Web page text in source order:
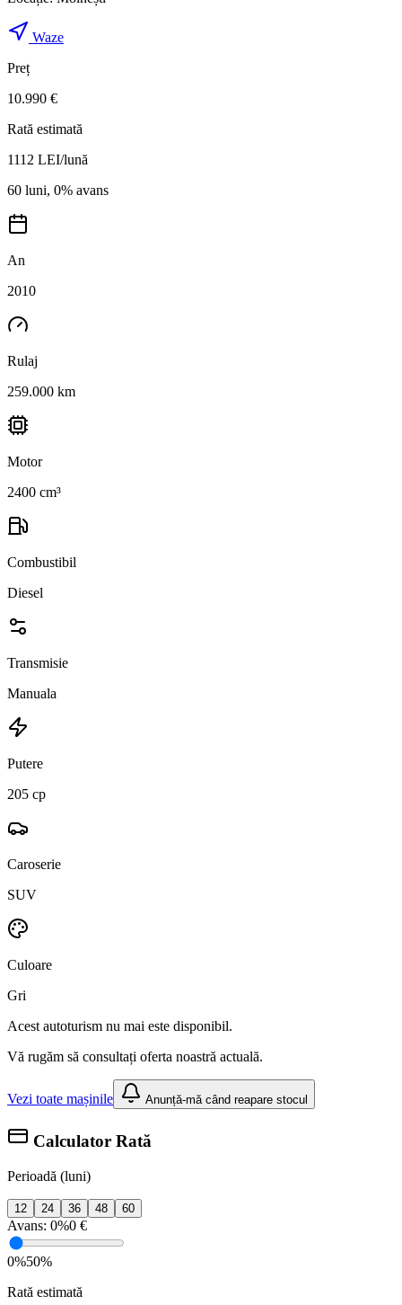
Waze
Preț
10.990 €
Rată estimată
1112 LEI/lună
60 luni, 0% avans
An
2010
Rulaj
259.000 km
Motor
2400 cm³
Combustibil
Diesel
Transmisie
Manuala
Putere
205 cp
Caroserie
SUV
Culoare
Gri
Acest autoturism nu mai este disponibil.
Vă rugăm să consultați oferta noastră actuală.
Vezi toate mașinile Anunță-mă când reapare stocul
Calculator Rată
Perioadă (luni)
12 24 36 48 60
Avans: 0%0 €
0%50%
Rată estimată